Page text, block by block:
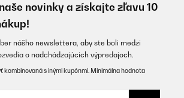
novinky a získajte zľavu 10
nášho newslettera, aby ste boli medzi
o nadchádzajúcich výpredajoch.
kombinovaná s inými kupónmi. Minimálna hodnota